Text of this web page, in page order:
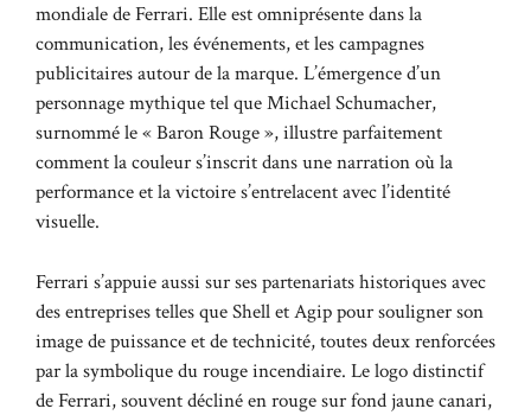
mondiale de Ferrari. Elle est omniprésente dans la
communication, les événements, et les campagnes
publicitaires autour de la marque. L’émergence d’un
personnage mythique tel que Michael Schumacher,
surnommé le « Baron Rouge », illustre parfaitement
comment la couleur s’inscrit dans une narration où la
performance et la victoire s’entrelacent avec l’identité
visuelle.
Ferrari s’appuie aussi sur ses partenariats historiques avec
des entreprises telles que Shell et Agip pour souligner son
image de puissance et de technicité, toutes deux renforcées
par la symbolique du rouge incendiaire. Le logo distinctif
de Ferrari, souvent décliné en rouge sur fond jaune canari,